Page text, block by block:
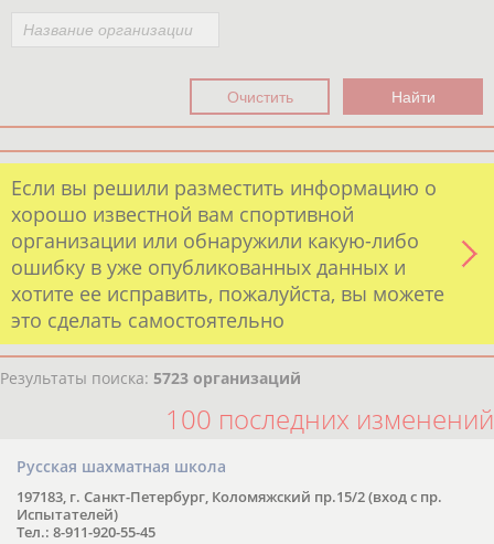
Если вы решили разместить информацию о
хорошо известной вам спортивной
организации или обнаружили какую-либо
ошибку в уже опубликованных данных и
хотите ее исправить, пожалуйста, вы можете
это сделать самостоятельно
Результаты поиска: 5723 организаций
100 последних изменений
Русская шахматная школа
197183, г. Санкт-Петербург, Коломяжский пр.15/2 (вход с пр.
Испытателей)
Тел.: 8-911-920-55-45